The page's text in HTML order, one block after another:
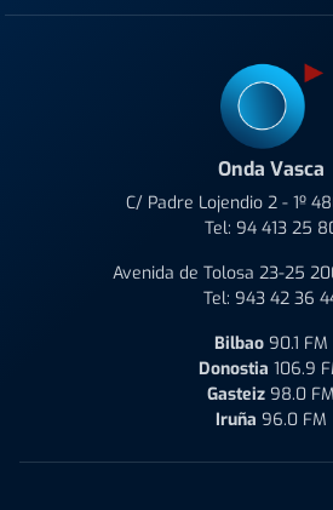
Onda Vasca
C/ Padre Lojendio 2 - 1º
Tel: 94 413 25
Avenida de Tolosa 23-25
Tel: 943 42 36
Bilbao 90.1 FM
Donostia 106.9
Gasteiz 98.0 FM
Iruña 96.0 FM